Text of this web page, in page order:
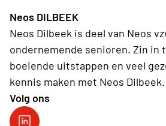
Neos DILBEEK
Neos Dilbeek is deel van Neos
ondernemende senioren. Zin in
boeiende uitstappen en veel
kennis maken met Neos Dilbeek.
Volg ons